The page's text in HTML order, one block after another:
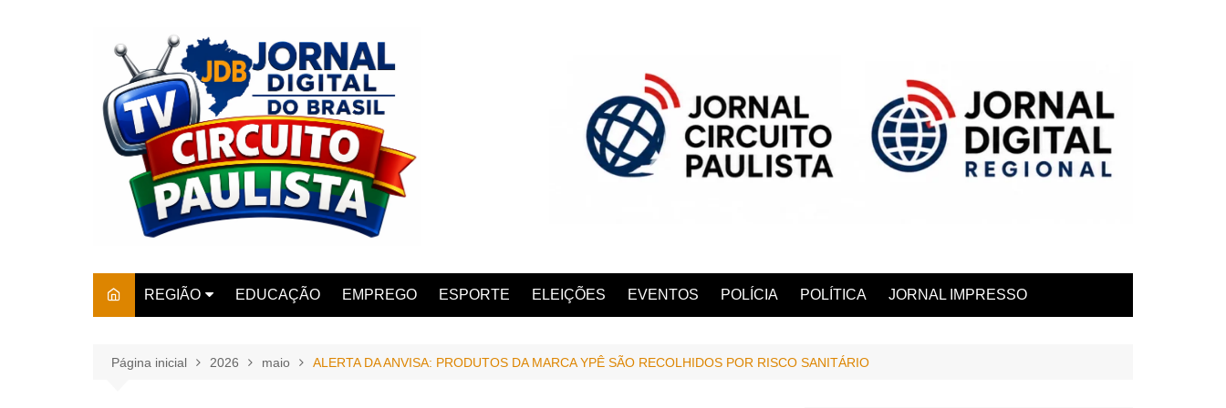
REGIÃO
AMPARO
EDUCAÇÃO EMPREGO ESPORTE ELEIÇÕES EVENTOS POLÍCIA POLÍTICA JORNAL IMPRESSO
Página inicial 2026 maio ALERTA DA ANVISA: PRODUTOS DA MARCA YPÊ SÃO RECOLHIDOS POR RISCO SANITÁRIO